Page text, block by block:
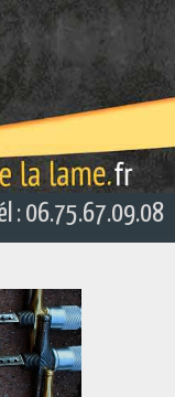
: 06.75.67.09.08